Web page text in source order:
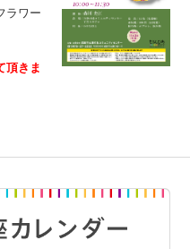
ラワー
頂きま